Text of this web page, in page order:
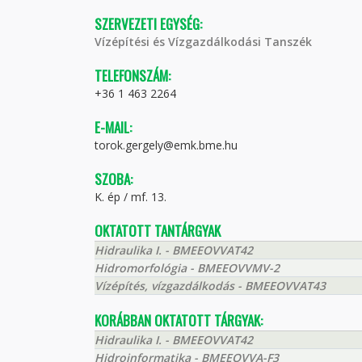
SZERVEZETI EGYSÉG:
Vízépítési és Vízgazdálkodási Tanszék
TELEFONSZÁM:
+36 1 463 2264
E-MAIL:
torok.gergely@emk.bme.hu
SZOBA:
K. ép / mf. 13.
OKTATOTT TANTÁRGYAK
Hidraulika I. - BMEEOVVAT42
Hidromorfológia - BMEEOVVMV-2
Vízépítés, vízgazdálkodás - BMEEOVVAT43
KORÁBBAN OKTATOTT TÁRGYAK:
Hidraulika I. - BMEEOVVAT42
Hidroinformatika - BMEEOVVA-F3